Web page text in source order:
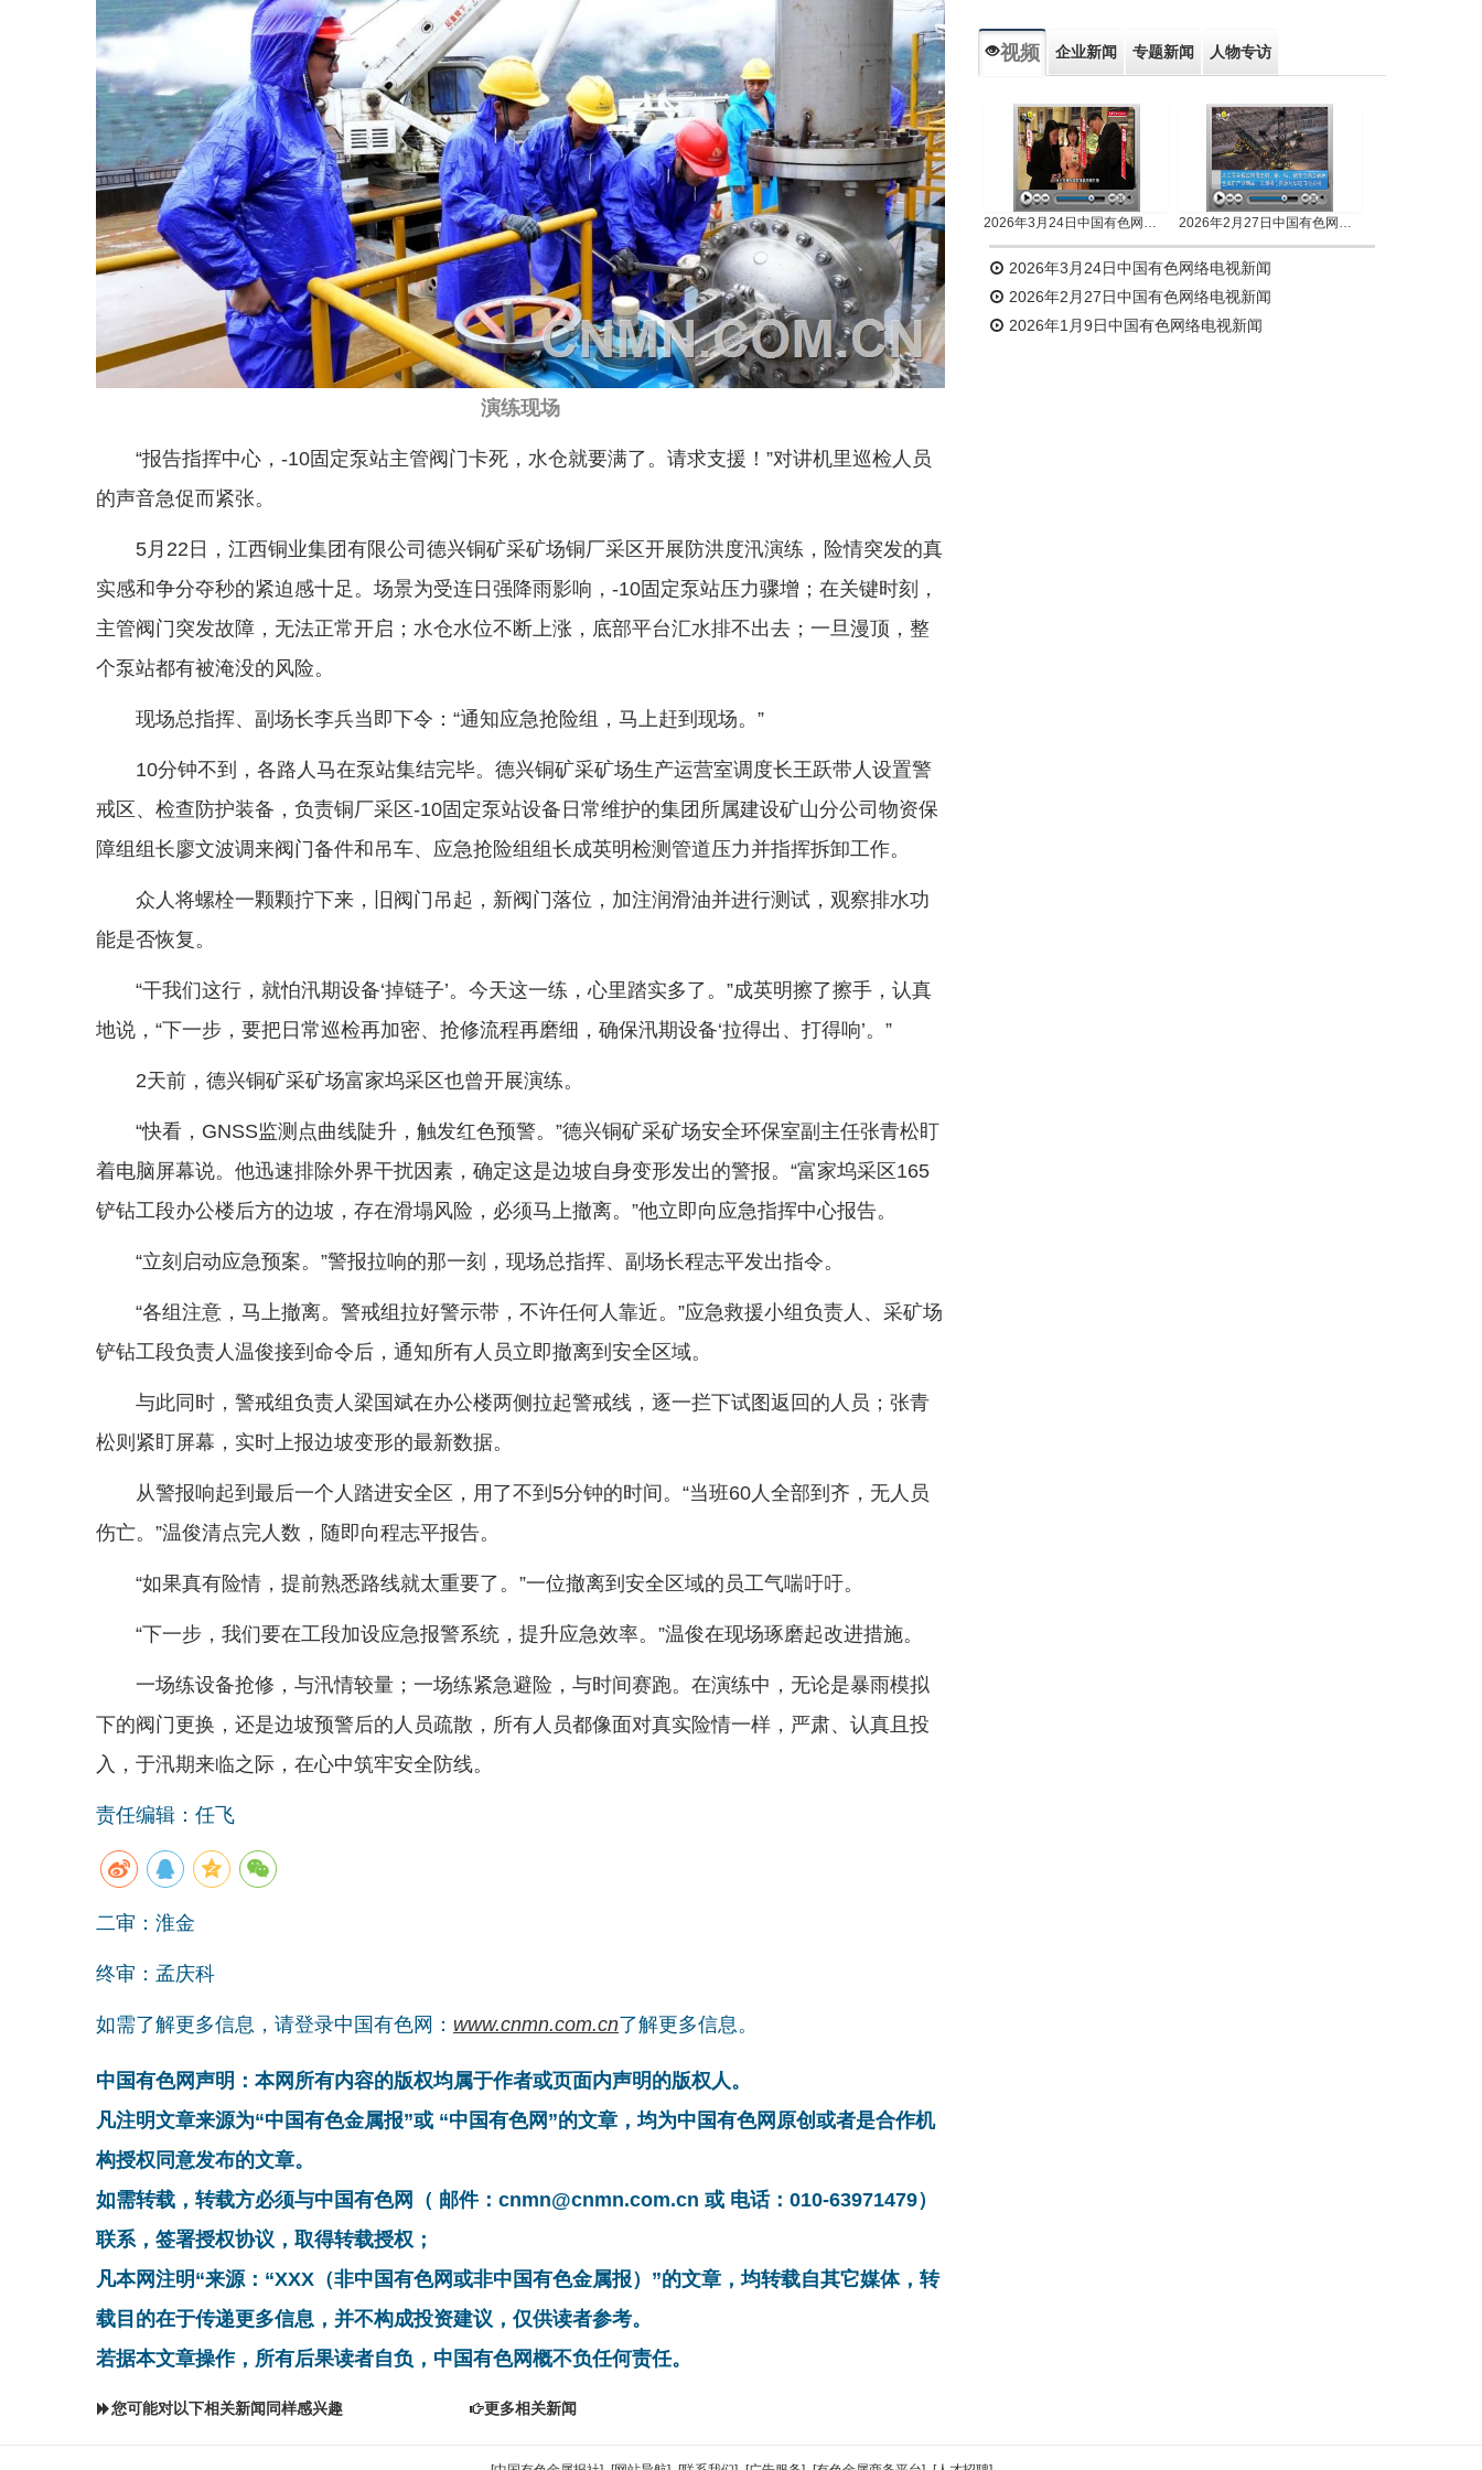
演练现场
“报告指挥中心，-10固定泵站主管阀门卡死，水仓就要满了。请求支援！”对讲机里巡检人员
的声音急促而紧张。
5月22日，江西铜业集团有限公司德兴铜矿采矿场铜厂采区开展防洪度汛演练，险情突发的真
实感和争分夺秒的紧迫感十足。场景为受连日强降雨影响，-10固定泵站压力骤增；在关键时刻，
主管阀门突发故障，无法正常开启；水仓水位不断上涨，底部平台汇水排不出去；一旦漫顶，整
个泵站都有被淹没的风险。
现场总指挥、副场长李兵当即下令：“通知应急抢险组，马上赶到现场。”
10分钟不到，各路人马在泵站集结完毕。德兴铜矿采矿场生产运营室调度长王跃带人设置警
戒区、检查防护装备，负责铜厂采区-10固定泵站设备日常维护的集团所属建设矿山分公司物资保
障组组长廖文波调来阀门备件和吊车、应急抢险组组长成英明检测管道压力并指挥拆卸工作。
众人将螺栓一颗颗拧下来，旧阀门吊起，新阀门落位，加注润滑油并进行测试，观察排水功
能是否恢复。
“干我们这行，就怕汛期设备‘掉链子’。今天这一练，心里踏实多了。”成英明擦了擦手，认真
地说，“下一步，要把日常巡检再加密、抢修流程再磨细，确保汛期设备‘拉得出、打得响’。”
2天前，德兴铜矿采矿场富家坞采区也曾开展演练。
“快看，GNSS监测点曲线陡升，触发红色预警。”德兴铜矿采矿场安全环保室副主任张青松盯
着电脑屏幕说。他迅速排除外界干扰因素，确定这是边坡自身变形发出的警报。“富家坞采区165
铲钻工段办公楼后方的边坡，存在滑塌风险，必须马上撤离。”他立即向应急指挥中心报告。
“立刻启动应急预案。”警报拉响的那一刻，现场总指挥、副场长程志平发出指令。
“各组注意，马上撤离。警戒组拉好警示带，不许任何人靠近。”应急救援小组负责人、采矿场
铲钻工段负责人温俊接到命令后，通知所有人员立即撤离到安全区域。
与此同时，警戒组负责人梁国斌在办公楼两侧拉起警戒线，逐一拦下试图返回的人员；张青
松则紧盯屏幕，实时上报边坡变形的最新数据。
从警报响起到最后一个人踏进安全区，用了不到5分钟的时间。“当班60人全部到齐，无人员
伤亡。”温俊清点完人数，随即向程志平报告。
“如果真有险情，提前熟悉路线就太重要了。”一位撤离到安全区域的员工气喘吁吁。
“下一步，我们要在工段加设应急报警系统，提升应急效率。”温俊在现场琢磨起改进措施。
一场练设备抢修，与汛情较量；一场练紧急避险，与时间赛跑。在演练中，无论是暴雨模拟
下的阀门更换，还是边坡预警后的人员疏散，所有人员都像面对真实险情一样，严肃、认真且投
入，于汛期来临之际，在心中筑牢安全防线。
责任编辑：任飞
二审：淮金
终审：孟庆科
如需了解更多信息，请登录中国有色网： www.cnmn.com.cn了解更多信息。
中国有色网声明：本网所有内容的版权均属于作者或页面内声明的版权人。
凡注明文章来源为“中国有色金属报”或 “中国有色网”的文章，均为中国有色网原创或者是合作机
构授权同意发布的文章。
如需转载，转载方必须与中国有色网（ 邮件：cnmn@cnmn.com.cn 或 电话：010-63971479）
联系，签署授权协议，取得转载授权；
凡本网注明“来源：“XXX（非中国有色网或非中国有色金属报）”的文章，均转载自其它媒体，转
载目的在于传递更多信息，并不构成投资建议，仅供读者参考。
若据本文章操作，所有后果读者自负，中国有色网概不负任何责任。
您可能对以下相关新闻同样感兴趣 更多相关新闻
视频 企业新闻 专题新闻 人物专访
2026年3月24日中国有色网络电视新闻 2026年2月27日中国有色网络电视新闻
2026年3月24日中国有色网络电视新闻
2026年2月27日中国有色网络电视新闻
2026年1月9日中国有色网络电视新闻